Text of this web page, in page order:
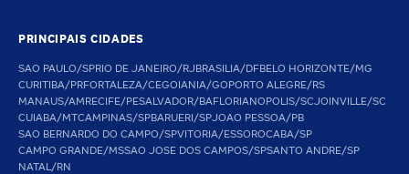
PRINCIPAIS CIDADES
SAO PAULO/SPRIO DE JANEIRO/RJBRASILIA/DFBELO HORIZONTE/MG
CURITIBA/PRFORTALEZA/CEGOIANIA/GOPORTO ALEGRE/RS
MANAUS/AMRECIFE/PESALVADOR/BAFLORIANOPOLIS/SCJOINVILLE/SC
CUIABA/MTCAMPINAS/SPBARUERI/SPJOAO PESSOA/PB
SAO BERNARDO DO CAMPO/SPVITORIA/ESSOROCABA/SP
CAMPO GRANDE/MSSAO JOSE DOS CAMPOS/SPSANTO ANDRE/SP
NATAL/RN